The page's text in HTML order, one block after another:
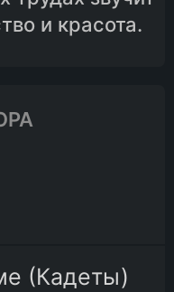
и красота.
(Кадеты)